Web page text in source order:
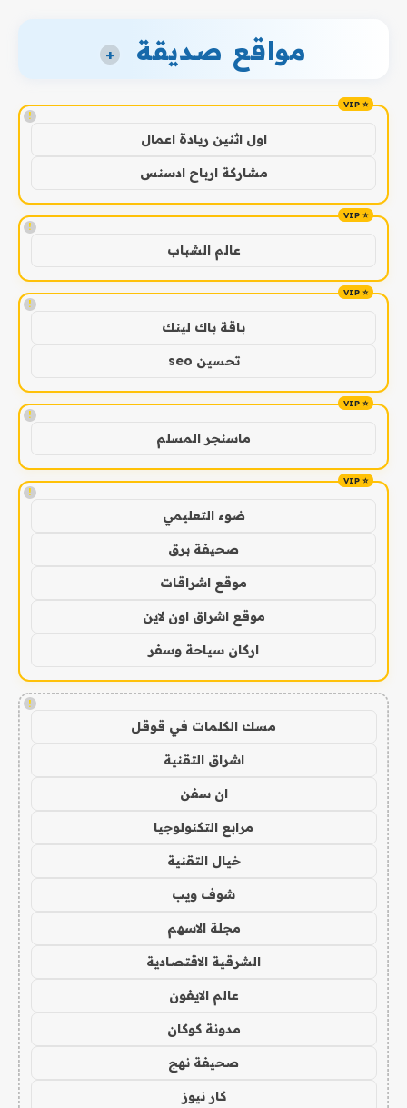
مواقع صديقة +
!
اول اثنين ريادة اعمال
مشاركة ارباح ادسنس
!
عالم الشباب
!
باقة باك لينك
تحسين seo
!
ماسنجر المسلم
!
ضوء التعليمي
صحيفة برق
موقع اشراقات
موقع اشراق اون لاين
اركان سياحة وسفر
!
مسك الكلمات في قوقل
اشراق التقنية
ان سفن
مرابع التكنولوجيا
خيال التقنية
شوف ويب
مجلة الاسهم
الشرقية الاقتصادية
عالم الايفون
مدونة كوكان
صحيفة نهج
كار نيوز